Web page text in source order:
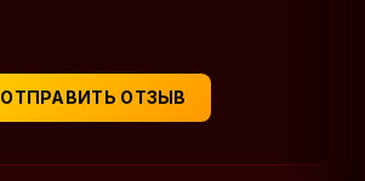
ОТПРАВИТЬ ОТЗЫВ